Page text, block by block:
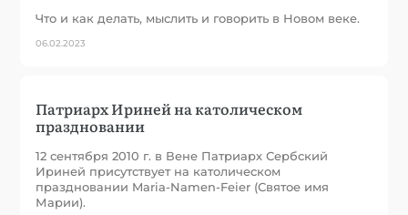
Что и как делать, мыслить и говорить в Новом веке.
06.02.2023
Патриарх Ириней на католическом
праздновании
12 сентября 2010 г. в Вене Патриарх Сербский
Ириней присутствует на католическом
праздновании Maria-Namen-Feier (Святое имя
Марии).